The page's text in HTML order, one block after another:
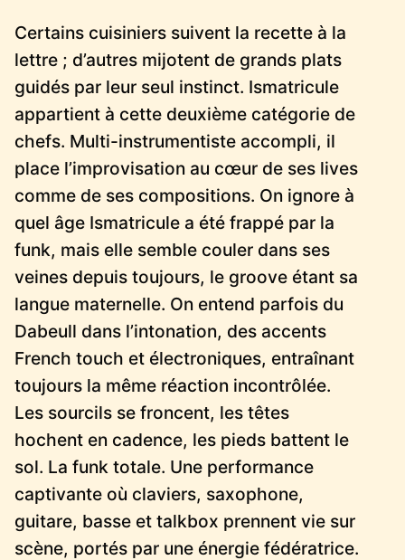
Certains cuisiniers suivent la recette à la
lettre ; d’autres mijotent de grands plats
guidés par leur seul instinct. Ismatricule
appartient à cette deuxième catégorie de
chefs. Multi-instrumentiste accompli, il
place l’improvisation au cœur de ses lives
comme de ses compositions. On ignore à
quel âge Ismatricule a été frappé par la
funk, mais elle semble couler dans ses
veines depuis toujours, le groove étant sa
langue maternelle. On entend parfois du
Dabeull dans l’intonation, des accents
French touch et électroniques, entraînant
toujours la même réaction incontrôlée.
Les sourcils se froncent, les têtes
hochent en cadence, les pieds battent le
sol. La funk totale. Une performance
captivante où claviers, saxophone,
guitare, basse et talkbox prennent vie sur
scène, portés par une énergie fédératrice.